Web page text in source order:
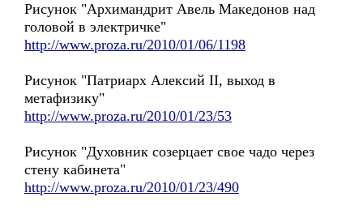
Рисунок "Архимандрит Авель Македонов над
головой в электричке"
http://www.proza.ru/2010/01/06/1198
Рисунок "Патриарх Алексий II, выход в
метафизику"
http://www.proza.ru/2010/01/23/53
Рисунок "Духовник созерцает свое чадо через
стену кабинета"
http://www.proza.ru/2010/01/23/490